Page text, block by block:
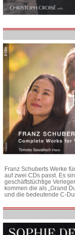
Franz Schuberts Werke
auf zwei CDs passt. Es
geschäftstüchtige
kommen die als „Grand
und die bedeutende C-